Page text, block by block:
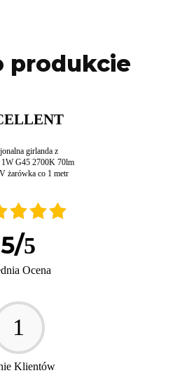
produkcie
girlanda z
G45 2700K 70lm
żarówka co 1 metr
5/5
Ocena
1
Klientów